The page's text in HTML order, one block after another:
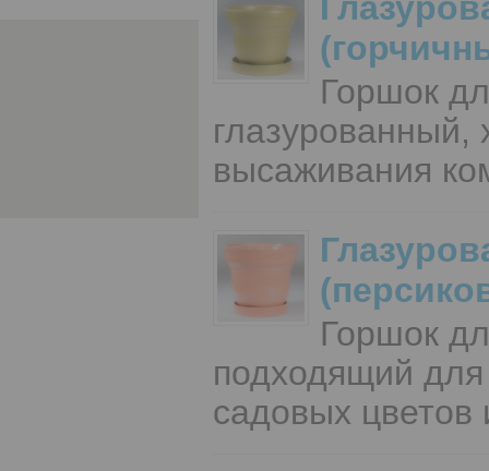
Горшок
высаживания
Горшок
подходящий
садовых цветов